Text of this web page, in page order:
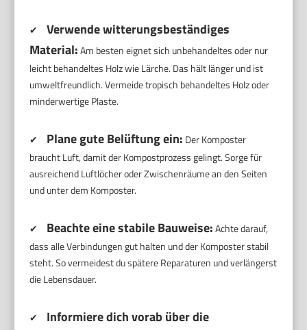
✔
Verwende witterungsbeständiges
Material:Am besten eignet sich unbehandeltes oder nur
leicht behandeltes Holz wie Lärche. Das hält länger und ist
umweltfreundlich. Vermeide tropisch behandeltes Holz oder
minderwertige Plaste.
✔ Plane gute Belüftung ein: Der Komposter
braucht Luft, damit der Kompostprozess gelingt. Sorge für
ausreichend Luftlöcher oder Zwischenräume an den Seiten
und unter dem Komposter.
✔ Beachte eine stabile Bauweise:Achte darauf,
dass alle Verbindungen gut halten und der Komposter stabil
steht. So vermeidest du spätere Reparaturen und verlängerst
die Lebensdauer.
✔
Informiere dich vorab über die